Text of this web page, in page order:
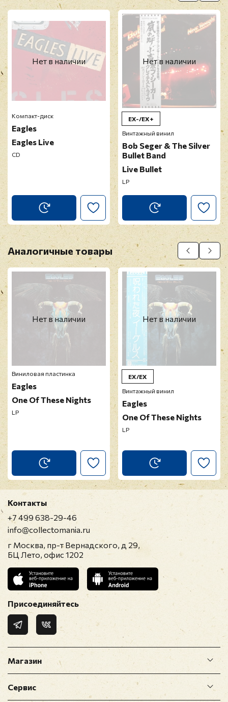
Прикрепить фото
Оставить отзыв
Перед публикацией отзывы проходят
модерацию
Нет в наличии
Компакт-диск
Eagles
Eagles Live
CD
Нет в наличии
EX-/EX+
Винтажный винил
Bob Seger & The Silver
Bullet Band
Live Bullet
LP
Аналогичные товары
Нет в наличии
Виниловая пластинка
Eagles
One Of These Nights
LP
Нет в наличии
EX/EX
Винтажный винил
Eagles
One Of These Nights
LP
Магазин
Сервис
Контакты
+7 499 638-29-46
info@collectomania.ru
г Москва, пр-т Вернадского, д 29,
БЦ Лето, офис 1202
Присоединяйтесь